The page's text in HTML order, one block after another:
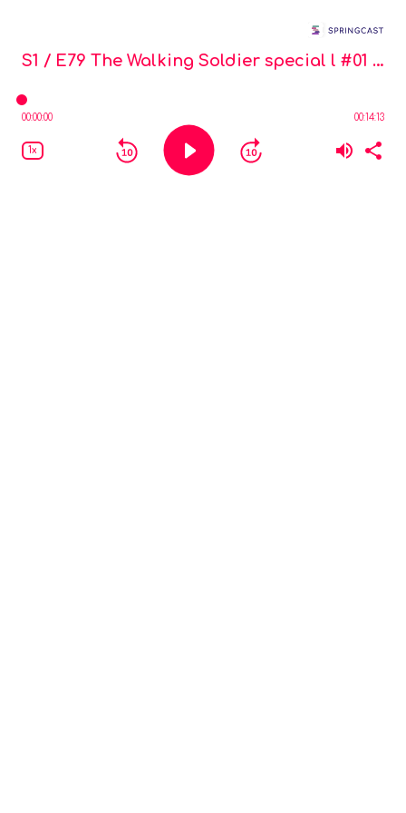
S1 / E79 The Walking Soldier special l #01 🥾 Sandor Verkerk van Bergings- en Identificatiedienst KL (BIDKL)
00:00:00 00:14:13
1x